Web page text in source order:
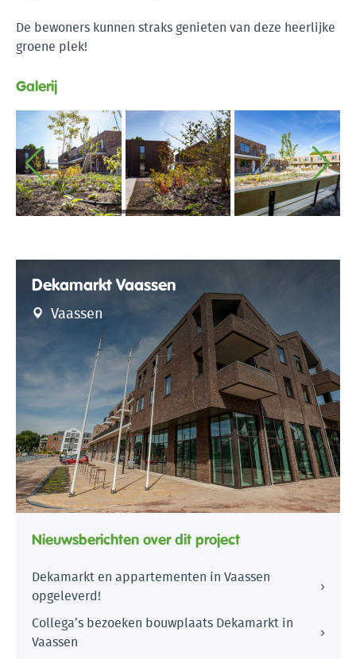
De bewoners kunnen straks genieten van deze heerlijke
groene plek!
Galerij
Dekamarkt Vaassen
Vaassen
Nieuwsberichten over dit project
Dekamarkt en appartementen in Vaassen
opgeleverd!
Collega’s bezoeken bouwplaats Dekamarkt in
Vaassen